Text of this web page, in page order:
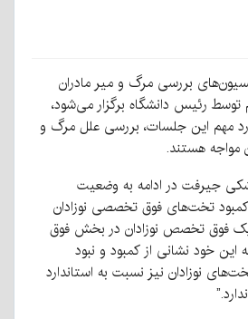
بررسی مرگ و میر مادران
توسط رئیس دانشگاه برگزار می‌شود،
مهم این جلسات، بررسی علل مرگ و
مواجه هستند.
جیرفت در ادامه به وضعیت
تخت‌های فوق تخصصی نوزادان
یک فوق تخصص نوزادان در بخش فوق
این خود نشانی از کمبود و نبود
نوزادان نیز نسبت به استاندارد